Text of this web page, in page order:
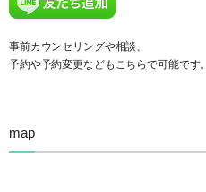
事前カウンセリングや相談、
予約や予約変更などもこちらで可能です。
map